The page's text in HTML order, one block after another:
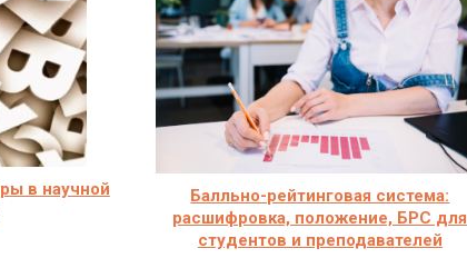
в научной
Балльно-рейтинговая система:
расшифровка, положение, БРС для
студентов и преподавателей